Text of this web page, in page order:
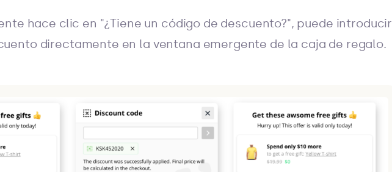
hace clic en "¿Tiene un código de descuento?", puede introducir
directamente en la ventana emergente de la caja de regalo.